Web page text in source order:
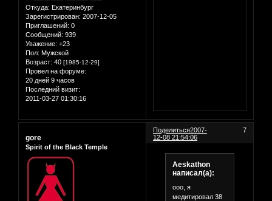
Откуда: Екатеринбург
Зарегистрирован: 2007-12-05
Приглашений: 0
Сообщений: 939
Уважение: +23
Пол: Мужской
Возраст: 40 [1985-12-29]
Провел на форуме:
20 дней 9 часов
Последний визит:
2011-03-27 01:30:16
Поделиться 7
2007-
12-08 21:54:06
gore
Spirit of the Black Temple
Aeskathon
написал(а):
ооо, я
медитировал 38